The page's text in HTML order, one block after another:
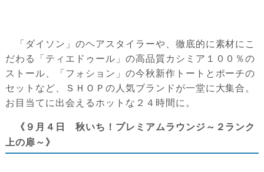
「ダイソン」のヘアスタイラーや、徹底的に素材にこ
だわる「ティエドゥール」の高品質カシミア１００％の
ストール、「フォション」の今秋新作トートとポーチの
セットなど、ＳＨＯＰの人気ブランドが一堂に大集合。
お目当てに出会えるホットな２４時間に。
《９月４日 秋いち！プレミアムラウンジ～２ランク
上の扉～》